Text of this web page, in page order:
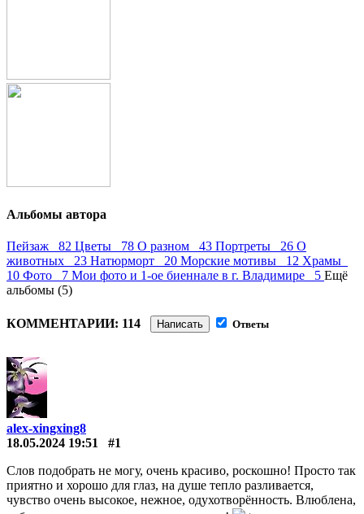
Альбомы автора
Пейзаж 82 Цветы 78 О разном 43 Портреты 26 О
животных 23 Натюрморт 20 Морские мотивы 12 Храмы
10 Фото 7 Мои фото и 1-ое биеннале в г. Владимире 5 Ещё
альбомы (5)
КОММЕНТАРИИ: 114 Написать Ответы
alex-xingxing8
18.05.2024 19:51
#1
Слов подобрать не могу, очень красиво, роскошно! Просто так
приятно и хорошо для глаз, на душе тепло разливается,
чувство очень высокое, нежное, одухотворённость. Влюблена,